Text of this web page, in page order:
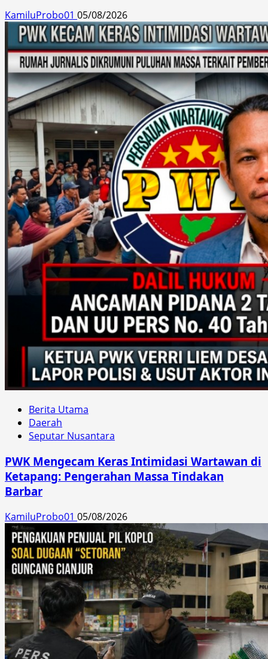
KamiluProbo01 05/08/2026
Berita Utama
Daerah
Seputar Nusantara
PWK Mengecam Keras Intimidasi Wartawan di
Ketapang: Pengerahan Massa Tindakan
Barbar
KamiluProbo01 05/08/2026